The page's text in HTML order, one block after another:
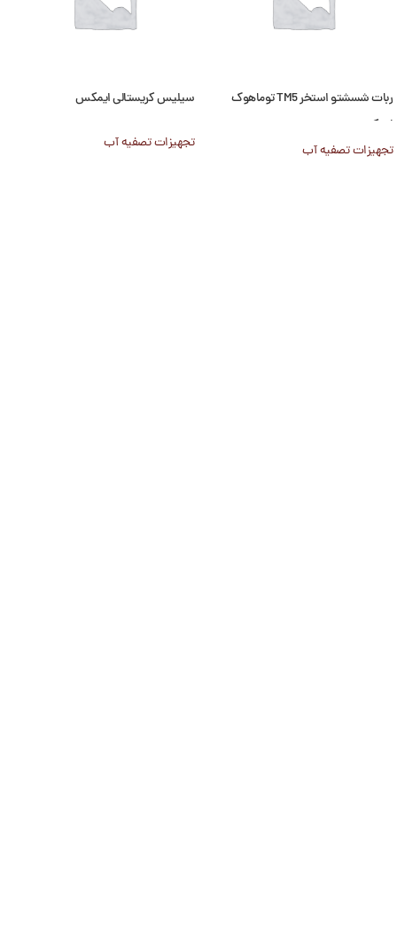
ربات شسشتو استخر TM5 توماهوک
ایمکس
تجهیزات تصفیه آب
سیلیس کریستالی ایمکس
تجهیزات تصفیه آب